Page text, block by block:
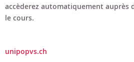
accèderez automatiquement auprès
le cours.
unipopvs.ch